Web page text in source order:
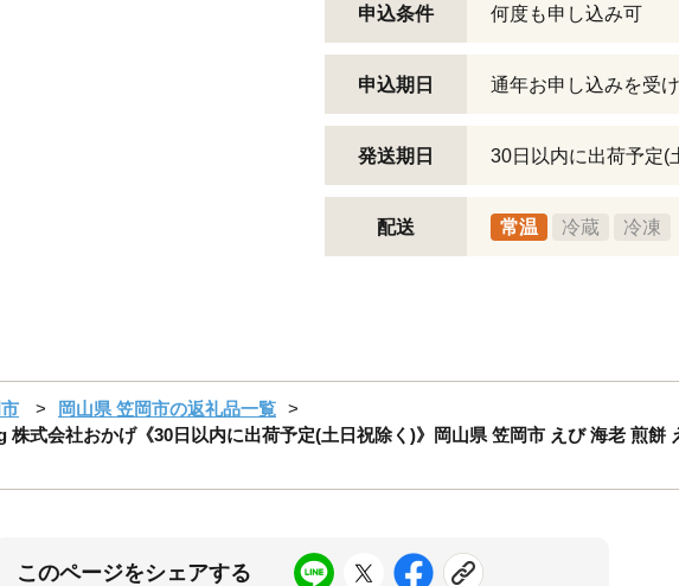
申込条件 何度も申し込み可
申込期日 通年お申し込みを受
発送期日 30日以内に出荷予定(
配送 常温 冷蔵 冷凍
岡山県 笠岡市の返礼品一覧
株式会社おかげ《30日以内に出荷予定(土日祝除く)》岡山県 笠岡市 えび 海老 煎餅
このページをシェアする